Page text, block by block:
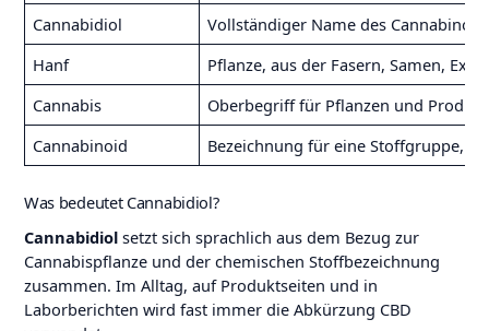
Cannabidiol
Vollständiger Name des
Hanf
Pflanze, aus der Fasern, Samen,
Cannabis
Oberbegriff für Pflanzen und
Cannabinoid
Bezeichnung für eine Stoffgruppe,
Was bedeutet Cannabidiol?
Cannabidiolsetzt sich sprachlich aus dem Bezug zur
Cannabispflanze und der chemischen Stoffbezeichnung
zusammen. Im Alltag, auf Produktseiten und in
Laborberichten wird fast immer die Abkürzung CBD